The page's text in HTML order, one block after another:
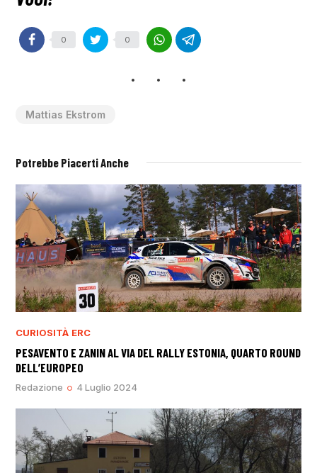
0 0
Mattias Ekstrom
Potrebbe Piacerti Anche
CURIOSITÀ ERC
PESAVENTO E ZANIN AL VIA DEL RALLY ESTONIA, QUARTO ROUND
DELL’EUROPEO
Redazione 4 Luglio 2024